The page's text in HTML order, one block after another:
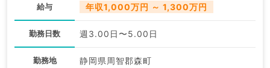
給与 年収1,000万円 ～ 1,300万円
勤務日数 週3.00日〜5.00日
勤務地 静岡県周智郡森町